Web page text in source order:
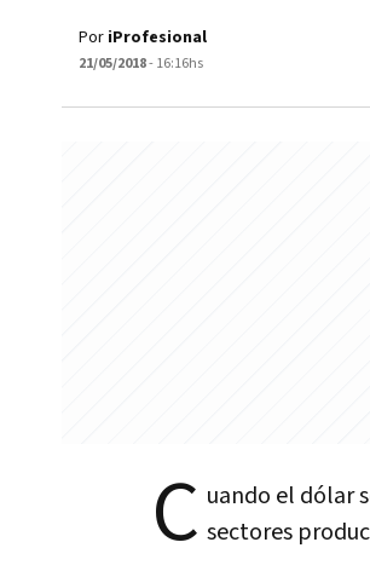
Por iProfesional
21/05/2018- 16:16hs
C uando el dólar
sectores